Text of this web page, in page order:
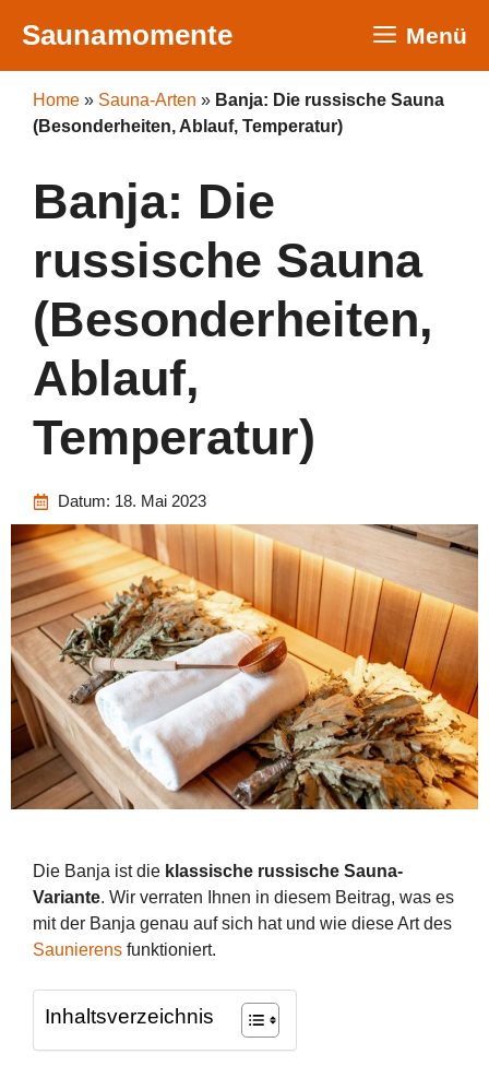
InhaltSaunamomente Menü
Home » Sauna-Arten » Banja: Die russische Sauna
(Besonderheiten, Ablauf, Temperatur)
Banja: Die
russische Sauna
(Besonderheiten,
Ablauf,
Temperatur)
Datum: 18. Mai 2023
Die Banja ist die klassische russische Sauna-
Variante. Wir verraten Ihnen in diesem Beitrag, was es
mit der Banja genau auf sich hat und wie diese Art des
Saunierens funktioniert.
Inhaltsverzeichnis